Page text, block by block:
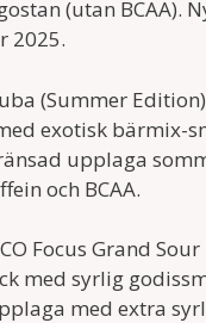
(utan BCAA).
2025.
(Summer
exotisk bärmix-
upplaga
och BCAA.
Focus Grand
med syrlig
med extra